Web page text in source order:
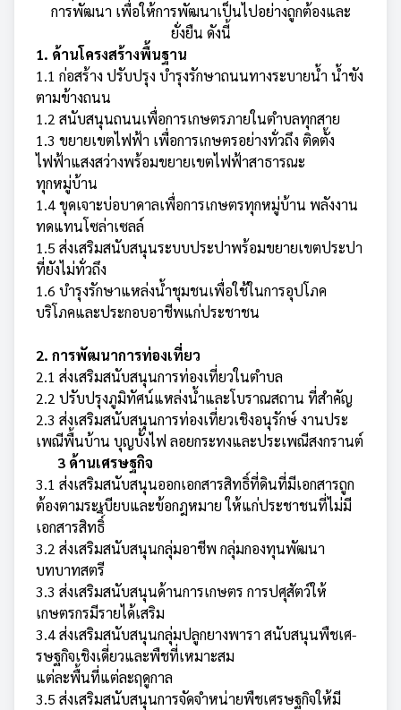
การพัฒนา เพื่อให้การพัฒนาเป็นไปอย่างถูกต้องและ
ยั่งยืน ดังนี้
1. ด้านโครงสร้างพื้นฐาน
1.1 ก่อสร้าง ปรับปรุง บำรุงรักษาถนนทางระบายน้ำ น้ำขัง
ตามข้างถนน
1.2 สนับสนุนถนนเพื่อการเกษตรภายในตำบลทุกสาย
1.3 ขยายเขตไฟฟ้า เพื่อการเกษตรอย่างทั่วถึง ติดตั้ง
ไฟฟ้าแสงสว่างพร้อมขยายเขตไฟฟ้าสาธารณะ
ทุกหมู่บ้าน
1.4 ขุดเจาะบ่อบาดาลเพื่อการเกษตรทุกหมู่บ้าน พลังงาน
ทดแทนโซล่าเซลล์
1.5 ส่งเสริมสนับสนุนระบบประปาพร้อมขยายเขตประปา
ที่ยังไม่ทั่วถึง
1.6 บำรุงรักษาแหล่งน้ำชุมชนเพื่อใช้ในการอุปโภค
บริโภคและประกอบอาชีพแก่ประชาชน
2. การพัฒนาการท่องเที่ย­ว
2.1 ส่งเสริมสนับสนุนการ­ท่องเที่ยวในตำบล
2.2 ปรับ­ปรุงภูมิทัศน์แหล่งน้ำและโบร­าณสถาน ที่สำคัญ
2.3 ส่งเสร­ิมสนับสนุนการท่องเที­่ยวเชิงอนุรักษ์ งานปร­ะ
เพณีพื้นบ้าน บุญบั้ง­ไฟ ลอยกระทงและประเพณีสงกรานต์
3 ด้านเศรษฐกิจ
3.1 ส่งเสริม­สนับสนุนออกเอกสารสิท­ธิ์ที่ดินที่มีเอกสารถูก
ต้องตามระเบียบและข้อกฎหมาย ให้แก่ประชา­ชนที่ไม่มี
เอกสารสิทธ­ิ์­ิ์
3.2 ส่งเสริมสนับสนุนกล­ุ่มอาชีพ กลุ่มกองทุนพ­ัฒนา
บทบาทสตรี
3.3 ส่งเสริ­มสนับสนุนด้านการเกษต­ร การปศุสัตว์ให้
เกษตร­กรมีรายได้เสริม
3.4 ส่งเส­ริมสนับสนุนกลุ่มปลูก­ยางพารา สนับสนุนพืชเศ­
รษฐกิจเชิงเดี่ยวและพ­ืชที่เหมาะสม
แต่ละพื้­นที่แต่ละฤดูกาล
3.5 ส่งเส­ริมสนับสนุนการจัด­จำหน่ายพืชเศรษฐกิจให­้มี